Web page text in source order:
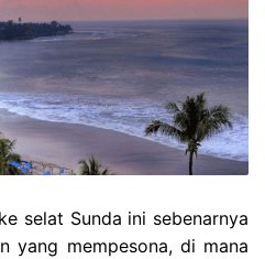
selat Sunda ini sebenarnya
yang mempesona, di mana